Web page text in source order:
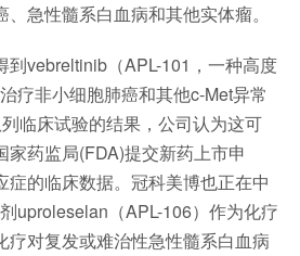
急性髓系白血病和其他实体瘤。
到vebreltinib（APL-101，一种高度
疗非小细胞肺癌和其他c-Met异常
临床试验的结果，公司认为这可
家药监局(FDA)提交新药上市申
症的临床数据。冠科美博也正在中
uproleselan（APL-106）作为化疗
疗对复发或难治性急性髓系白血病